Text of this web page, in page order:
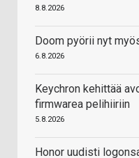
8.8.2026
Doom pyörii nyt
6.8.2026
Keychron kehittää
firmwarea pelihiiriin
5.8.2026
Honor uudisti